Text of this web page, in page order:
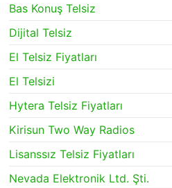
Bas Konuş Telsiz
Dijital Telsiz
El Telsiz Fiyatları
El Telsizi
Hytera Telsiz Fiyatları
Kirisun Two Way Radios
Lisanssız Telsiz Fiyatları
Nevada Elektronik Ltd. Şti.